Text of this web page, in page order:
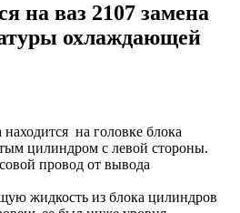
на ваз 2107 замена
охлаждающей
на головке блока
цилиндром с левой стороны.
провод от вывода
жидкость из блока цилиндров